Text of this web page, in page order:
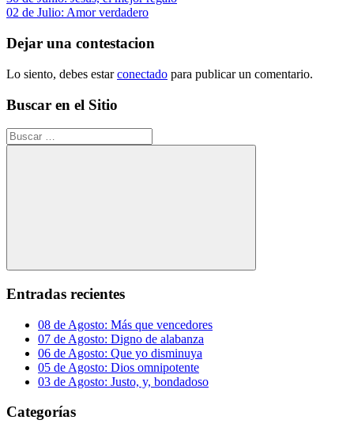
de
entradas
anterior:
Siguiente
02 de Julio: Amor verdadero
Dejar una contestacion
Lo siento, debes estarconectado para publicar un comentario.
Buscar en el Sitio
Buscar:
Buscar
Entradas recientes
08 de Agosto: Más que vencedores
07 de Agosto: Digno de alabanza
06 de Agosto: Que yo disminuya
05 de Agosto: Dios omnipotente
03 de Agosto: Justo, y, bondadoso
Categorías